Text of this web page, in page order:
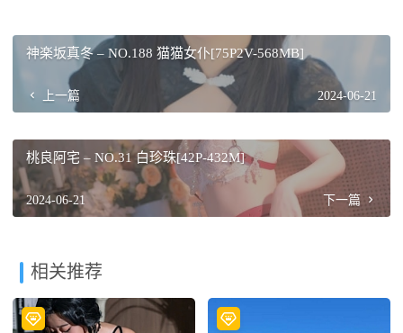
神楽坂真冬 – NO.188 猫猫女仆[75P2V-568MB]
上一篇 2024-06-21
桃良阿宅 – NO.31 白珍珠[42P-432M]
2024-06-21 下一篇
相关推荐